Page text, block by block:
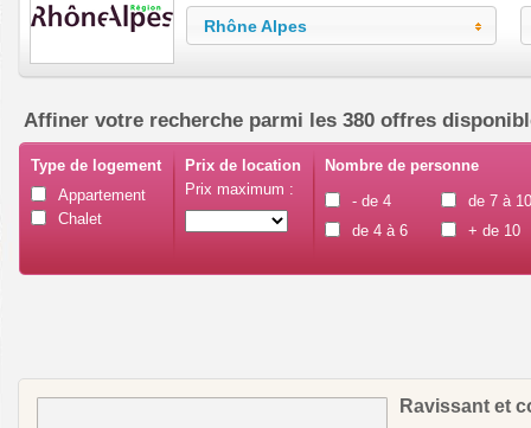
Rhône Alpes
Affiner votre recherche parmi les 380 offres
Type de logement
Appartement
Chalet
Prix de location
Prix maximum :
Nombre de personne
- de 4
de 4 à 6
de 7 à 10
+ de 10
Ravissant et